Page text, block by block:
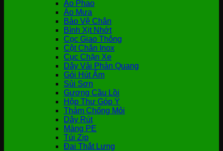
Áo Phao
Áo Mưa
Bảo Vệ Chân
Bình Xịt Nhớt
Cọc Giao Thông
Cột Chắn Inox
Cục Chặn Xe
Dây Vải Phản Quang
Gói Hút Ẩm
Sủi Sơn
Gương Cầu Lồi
Hộp Thư Góp Ý
Thảm Chống Mỏi
Dây Rút
Màng PE
Túi Zip
Đai Thắt Lưng